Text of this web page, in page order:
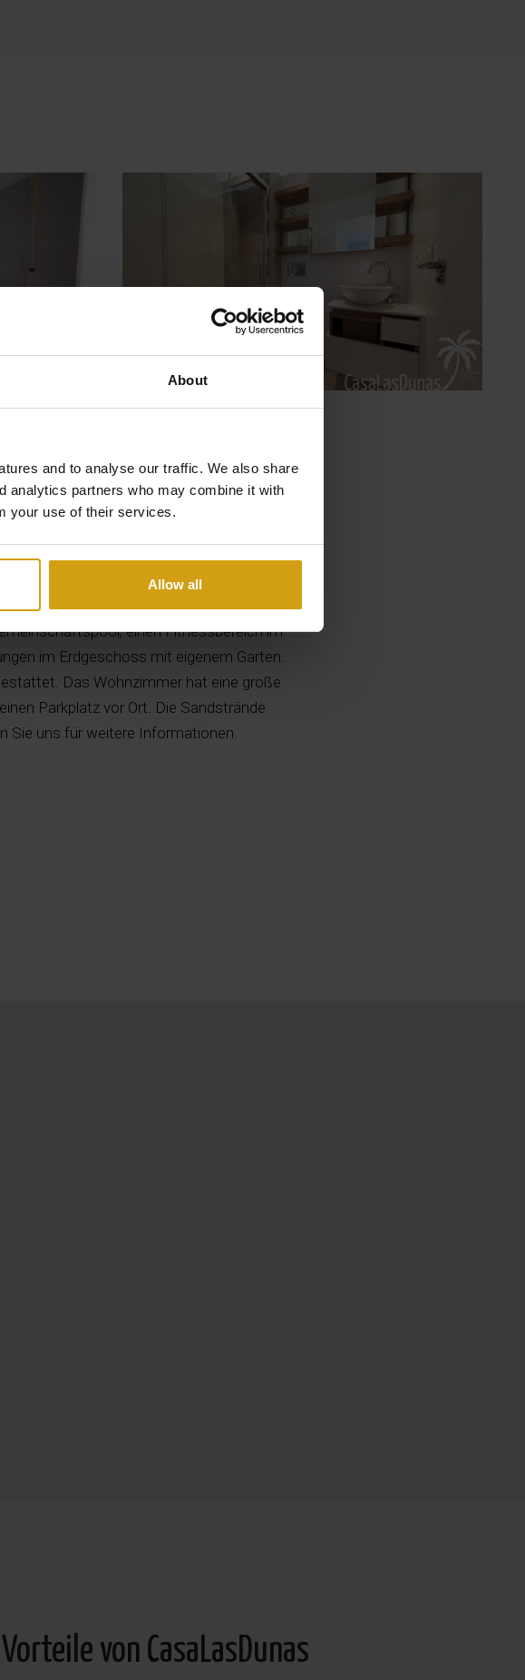
About
and to analyse our traffic. We also share
analytics partners who may combine it with
your use of their services.
Allow all
zu Wohnungen mit eigenem Garten und
einen Fitnessbereich im
im Erdgeschoss mit eigenem Garten.
Das Wohnzimmer hat eine große
Parkplatz vor Ort. Die Sandstrände
Sie uns für weitere Informationen.
Vorteile von CasaLasDunas